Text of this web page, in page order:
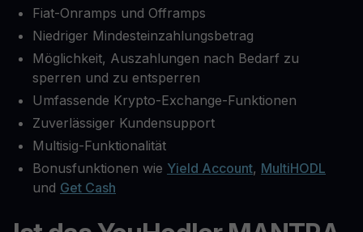
Fiat-Onramps und Offramps
Niedriger Mindesteinzahlungsbetrag
Möglichkeit, Auszahlungen nach Bedarf zu
sperren und zu entsperren
Umfassende Krypto-Exchange-Funktionen
Zuverlässiger Kundensupport
Multisig-Funktionalität
Bonusfunktionen wie Yield Account, MultiHODL
und Get Cash